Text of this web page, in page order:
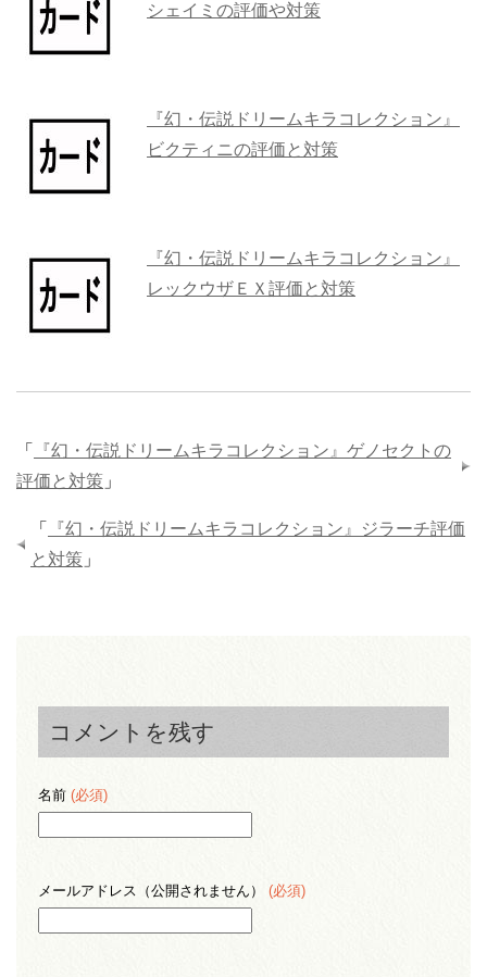
シェイミの評価や対策
『幻・伝説ドリームキラコレクション』
ビクティニの評価と対策
『幻・伝説ドリームキラコレクション』
レックウザＥＸ評価と対策
「
『幻・伝説ドリームキラコレクション』ゲノセクトの
評価と対策 」
「
『幻・伝説ドリームキラコレクション』ジラーチ評価
と対策 」
コメントを残す
名前 (必須)
メールアドレス（公開されません） (必須)